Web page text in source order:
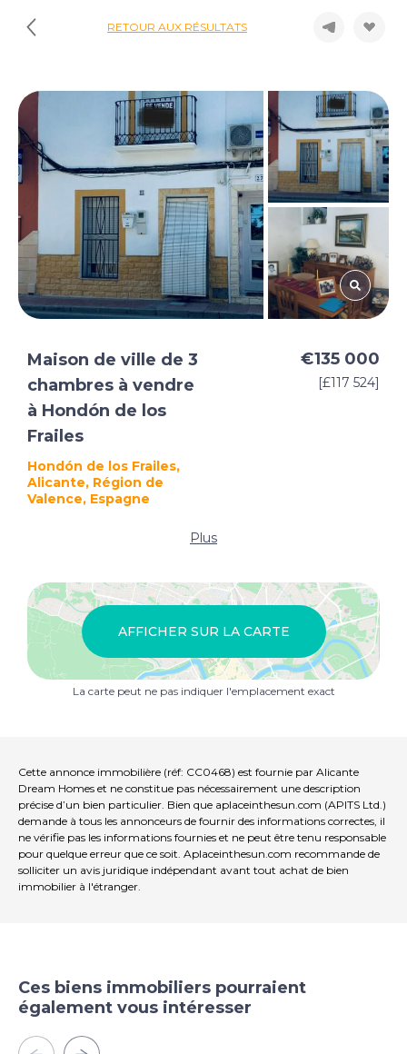
RETOUR AUX RÉSULTATS
Maison de ville de 3
chambres à vendre
à Hondón de los
Frailes
Hondón de los Frailes,
Alicante, Région de
Valence, Espagne
€135 000
[£117 524]
Plus
AFFICHER SUR LA CARTE
La carte peut ne pas indiquer l'emplacement exact
Cette annonce immobilière (réf: CC0468) est fournie par Alicante
Dream Homes et ne constitue pas nécessairement une description
précise d’un bien particulier. Bien que aplaceinthesun.com (APITS Ltd.)
demande à tous les annonceurs de fournir des informations correctes, il
ne vérifie pas les informations fournies et ne peut être tenu responsable
pour quelque erreur que ce soit. Aplaceinthesun.com recommande de
solliciter un avis juridique indépendant avant tout achat de bien
immobilier à l'étranger.
Ces biens immobiliers pourraient
également vous intéresser